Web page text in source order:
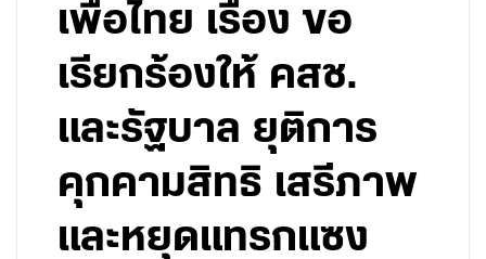
เพื่อไทย เรื่อง ขอ
เรียกร้องให้ คสช.
และรัฐบาล ยุติการ
คุกคามสิทธิ เสรีภาพ
และหยุดแทรกแซง